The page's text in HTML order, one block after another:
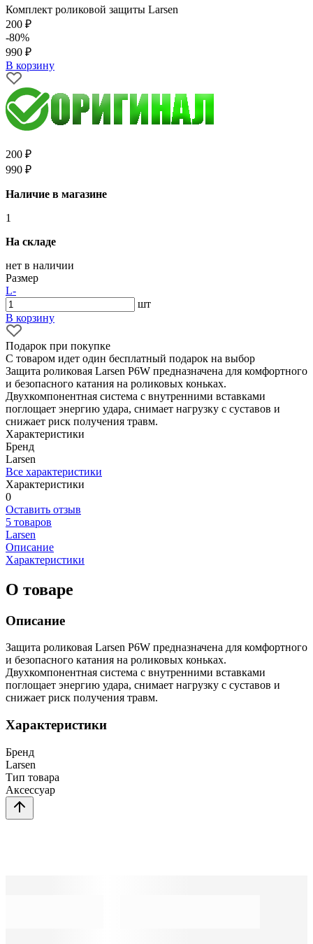
Комплект роликовой защиты Larsen
200 ₽
-80%
990 ₽
В корзину
200 ₽
990 ₽
Наличие в магазине
1
На складе
нет в наличии
Размер
L-
шт
В корзину
Подарок при покупке
С товаром идет один бесплатный подарок на выбор
Защита роликовая Larsen P6W предназначена для комфортного
и безопасного катания на роликовых коньках.
Двухкомпонентная система с внутренними вставками
поглощает энергию удара, снимает нагрузку с суставов и
снижает риск получения травм.
Характеристики
Бренд
Larsen
Все характеристики
Характеристики
0
Оставить отзыв
5 товаров
Larsen
Описание
Характеристики
О товаре
Описание
Защита роликовая Larsen P6W предназначена для комфортного
и безопасного катания на роликовых коньках.
Двухкомпонентная система с внутренними вставками
поглощает энергию удара, снимает нагрузку с суставов и
снижает риск получения травм.
Характеристики
Бренд
Larsen
Тип товара
Аксессуар